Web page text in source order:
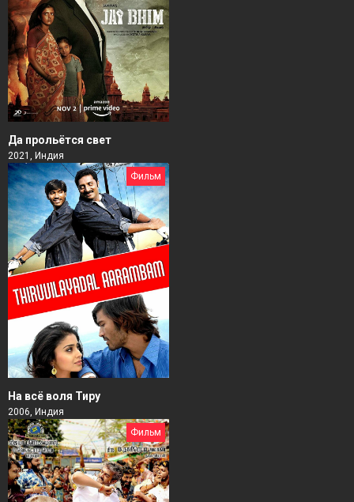
Да прольётся свет
2021, Индия
Фильм
На всё воля Тиру
2006, Индия
Фильм